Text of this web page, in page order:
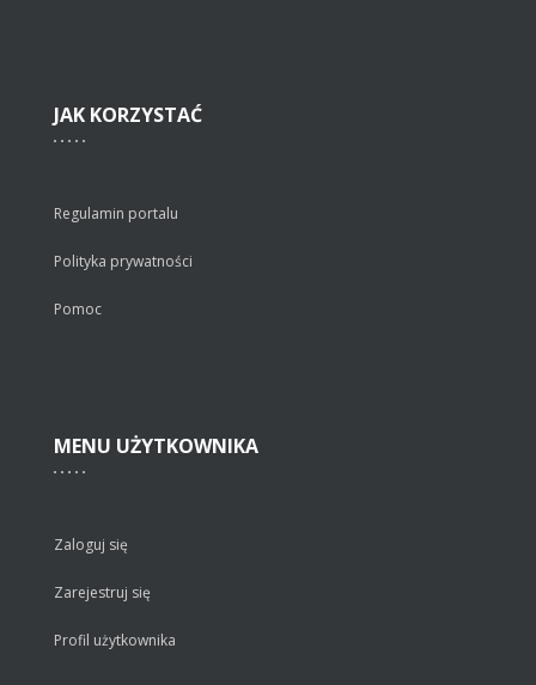
JAK KORZYSTAĆ
Regulamin portalu
Polityka prywatności
Pomoc
MENU UŻYTKOWNIKA
Zaloguj się
Zarejestruj się
Profil użytkownika